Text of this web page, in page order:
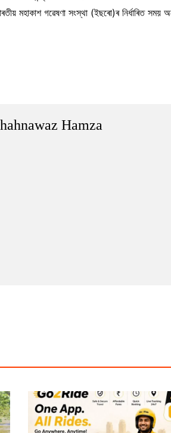
মহাকাশ গৱেষণা সংস্থা (ইছৰো)ৰ নিৰ্ধাৰিত
Hamza